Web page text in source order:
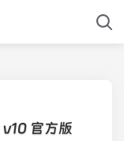
官方版